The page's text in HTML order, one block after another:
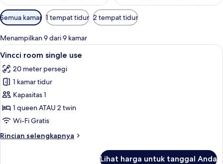
Filter
tersedia
untuk
kamar
Semua kamar 1 tempat tidur 2 tempat tidur
Menampilkan 9 dari 9 kamar
Lihat
semua
foto
untuk
Vincci
room
single
Seprai premium, selimut bulu angsa,
8
Vincci room single use
20 meter persegi
1 kamar tidur
Kapasitas 1
1 queen ATAU 2 twin
Wi-Fi Gratis
Rincian selengkapnya
Rincian
Lihat harga untuk tanggal Anda